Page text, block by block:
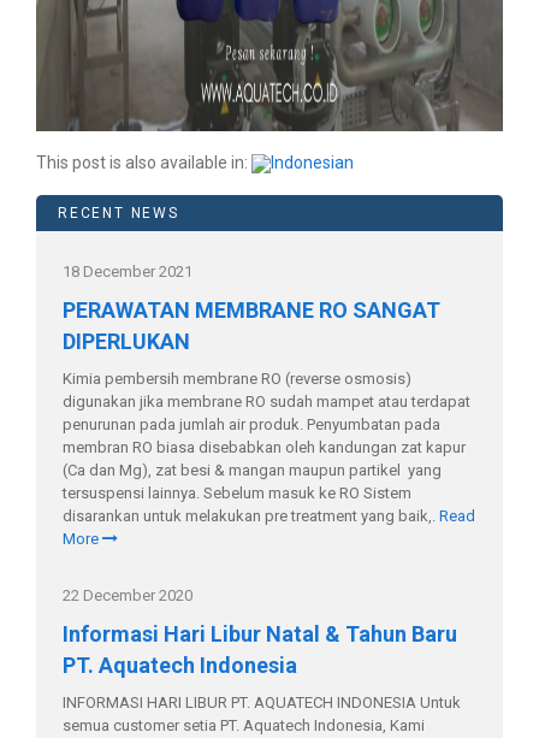
This post is also available in:
RECENT NEWS
18 December 2021
PERAWATAN MEMBRANE RO SANGAT
DIPERLUKAN
Kimia pembersih membrane RO (reverse osmosis)
digunakan jika membrane RO sudah mampet atau terdapat
penurunan pada jumlah air produk. Penyumbatan pada
membran RO biasa disebabkan oleh kandungan zat kapur
(Ca dan Mg), zat besi & mangan maupun partikel yang
tersuspensi lainnya. Sebelum masuk ke RO Sistem
disarankan untuk melakukan pre treatment yang baik,. Read
More
22 December 2020
Informasi Hari Libur Natal & Tahun Baru
PT. Aquatech Indonesia
INFORMASI HARI LIBUR PT. AQUATECH INDONESIA Untuk
semua customer setia PT. Aquatech Indonesia, Kami